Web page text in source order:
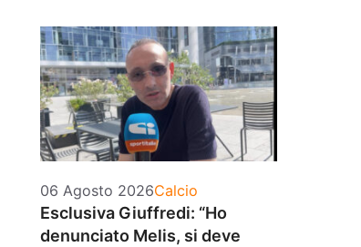
06 Agosto 2026Categorie
Calcio
Esclusiva Giuffredi: “Ho
denunciato Melis, si deve